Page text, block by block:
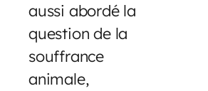
aussi abordé la
question de la
souffrance
animale,